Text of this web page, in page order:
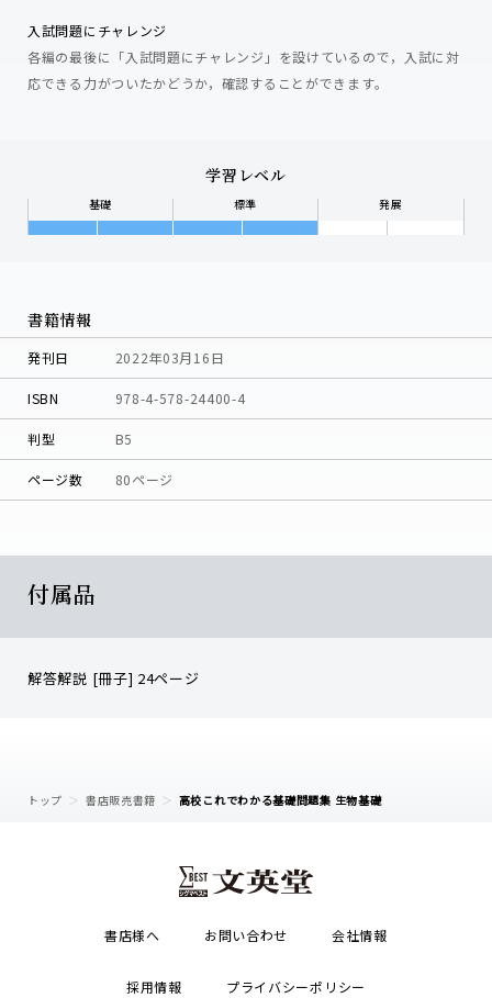
入試問題にチャレンジ
各編の最後に「入試問題にチャレンジ」を設けているので，入試に対
応できる力がついたかどうか，確認することができます。
学習レベル
基礎 標準 発展
書籍情報
発刊日 2022年03月16日
ISBN 978-4-578-24400-4
判型 B5
ページ数 80ページ
付属品
解答解説 [冊子] 24ページ
トップ 書店販売書籍 高校これでわかる基礎問題集 生物基礎
書店様へ お問い合わせ 会社情報
採用情報 プライバシーポリシー